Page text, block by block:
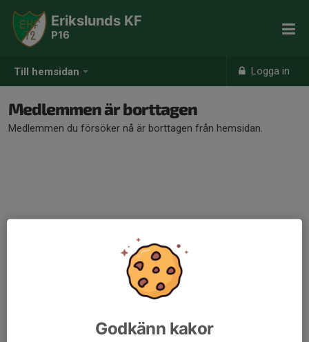
Till hemsidan Logga in
Erikslunds KF
P16
Medlemmen är borttagen
Medlemmen du försöker nå är borttagen från hemsidan.
Godkänn kakor